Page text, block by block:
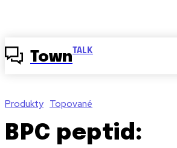
Town TALK
Produkty Topované
BPC peptid: